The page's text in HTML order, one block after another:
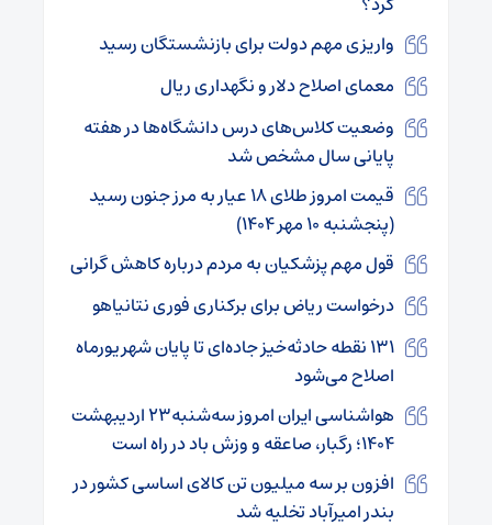
واریزی مهم دولت برای بازنشستگان رسید
معمای اصلاح دلار و نگهداری ریال
وضعیت کلاس‌های درس دانشگاه‌ها در هفته
پایانی سال مشخص شد
قیمت امروز طلای ۱۸ عیار به مرز جنون رسید
(پنجشنبه ۱۰ مهر ۱۴۰۴)
قول مهم پزشکیان به مردم درباره کاهش گرانی
درخواست ریاض برای برکناری فوری نتانیاهو
۱۳۱ نقطه حادثه‌خیز جاده‌ای تا پایان شهریورماه
اصلاح می‌شود
هواشناسی ایران امروز سه‌شنبه۲۳ اردیبهشت
۱۴۰۴؛ رگبار، صاعقه و وزش باد در راه است
افزون بر سه میلیون تن کالای اساسی کشور در
بندر امیرآباد تخلیه شد